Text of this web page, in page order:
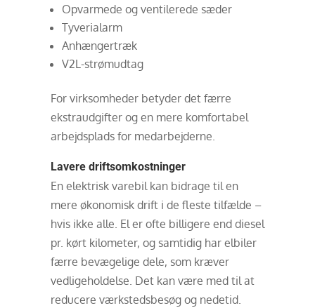
Opvarmede og ventilerede sæder
Tyverialarm
Anhængertræk
V2L-strømudtag
For virksomheder betyder det færre
ekstraudgifter og en mere komfortabel
arbejdsplads for medarbejderne.
Lavere driftsomkostninger
En elektrisk varebil kan bidrage til en
mere økonomisk drift i de fleste tilfælde –
hvis ikke alle. El er ofte billigere end diesel
pr. kørt kilometer, og samtidig har elbiler
færre bevægelige dele, som kræver
vedligeholdelse. Det kan være med til at
reducere værkstedsbesøg og nedetid.